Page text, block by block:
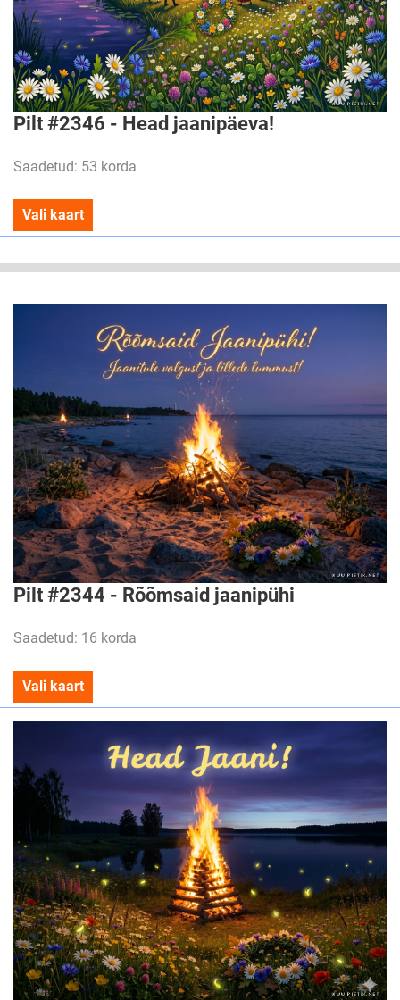
Pilt #2346 - Head jaanipäeva!
Saadetud: 53 korda
Vali kaart
Pilt #2344 - Rõõmsaid jaanipühi
Saadetud: 16 korda
Vali kaart